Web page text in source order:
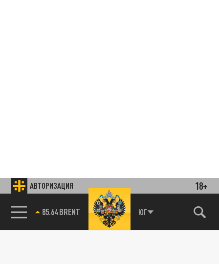
АВТОРИЗАЦИЯ 18+
85.64 BRENT ЮГ